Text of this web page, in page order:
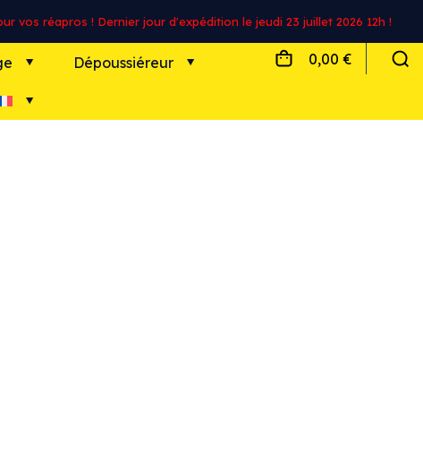
vos réapros ! Dernier jour d'expédition le jeudi 23 juillet 2026 12h !
Dépoussiéreur 0,00 €